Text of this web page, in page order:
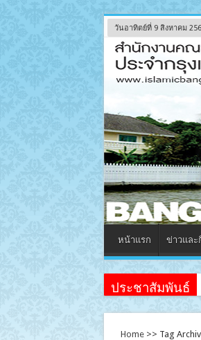
วันอาทิตย์ที่ 9 สิงหาคม
หน้าแรก ข่าวและ
ประชาสัมพันธ์
Home>> Tag